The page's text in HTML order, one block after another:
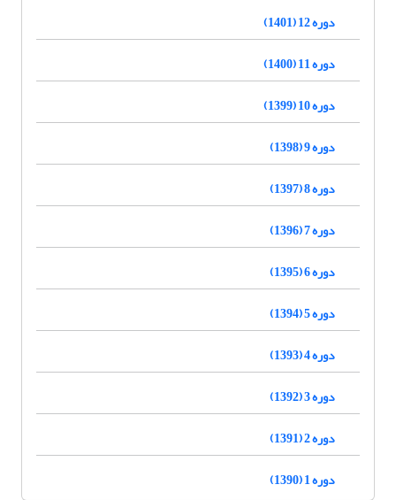
دوره 12 (1401)
دوره 11 (1400)
دوره 10 (1399)
دوره 9 (1398)
دوره 8 (1397)
دوره 7 (1396)
دوره 6 (1395)
دوره 5 (1394)
دوره 4 (1393)
دوره 3 (1392)
دوره 2 (1391)
دوره 1 (1390)